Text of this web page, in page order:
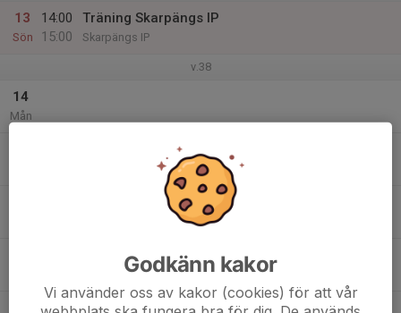
13
Sön
14:00
15:00
Träning Skarpängs IP
Skarpängs IP
v.38
14
Mån
Godkänn kakor
Vi använder oss av kakor (cookies) för att vår